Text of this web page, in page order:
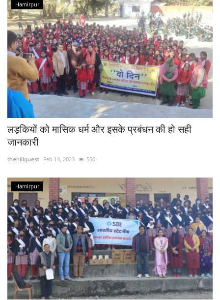
Hamirpur
लड़कियों को मासिक धर्म और इसके प्रबंधन की हो सही
जानकारी
thehillquest Feb 14, 2023 550
Hamirpur